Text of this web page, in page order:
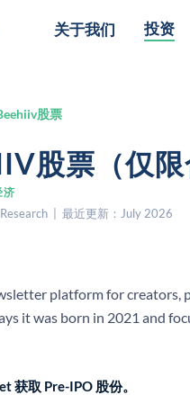
关于我们 投资
股票
股票（仅限
济
| 最近更新：July 2026
platform for creators,
it was born in 2021 and
获取 Pre-IPO 股份。